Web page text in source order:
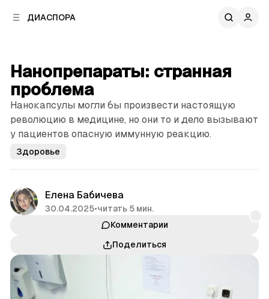
ДИАСПОРА
Нанопрепараты: странная
проблема
Нанокапсулы могли бы произвести настоящую
революцию в медицине, но они то и дело вызывают
у пациентов опасную иммунную реакцию.
Здоровье
Елена Бабичева
30.04.2025•читать 5 мин.
Комментарии
Поделиться